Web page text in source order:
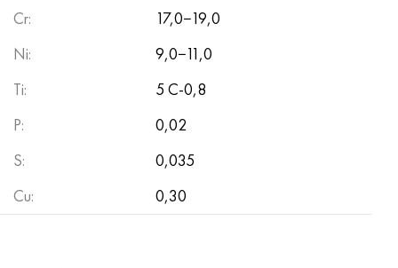
Cr:
17,0−19,0
Ni:
9,0−11,0
Ti:
5 С-0,8
Р:
0,02
S:
0,035
Cu:
0,30